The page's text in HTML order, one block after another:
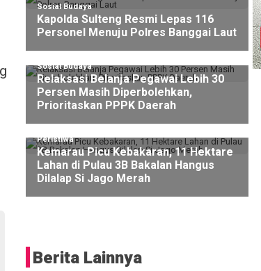
Sosial Budaya
Kapolda Sulteng Resmi Lepas 116
Personel Menuju Polres Banggai Laut
Sosial Budaya
Relaksasi Belanja Pegawai Lebih 30
Persen Masih Diperbolehkan,
Prioritaskan PPPK Daerah
Peristiwa
Kemarau Picu Kebakaran, 11 Hektare
Lahan di Pulau 3B Bakalan Hangus
Dilalap Si Jago Merah
Berita Lainnya